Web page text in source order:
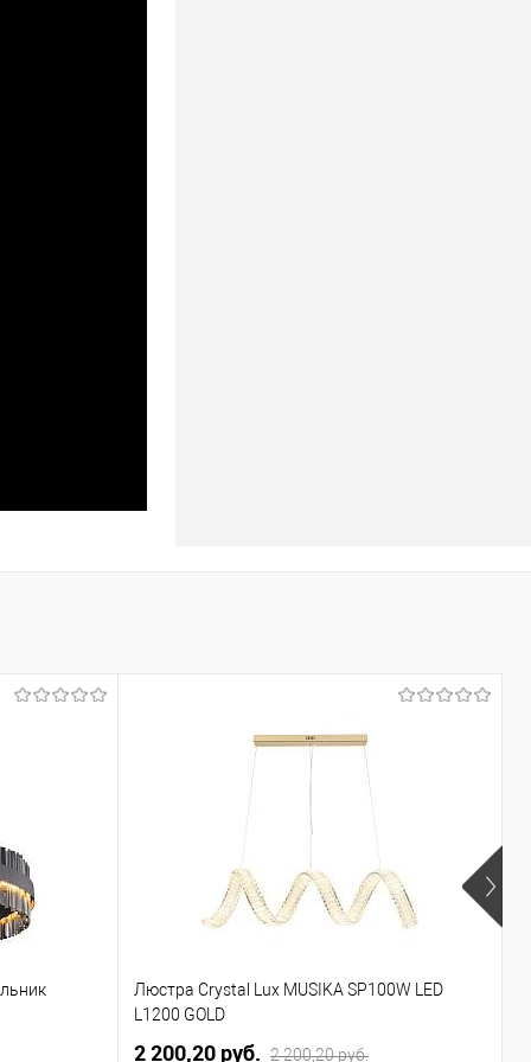
Люстра Crystal Lux MUSIKA SP100W LED
L1200 GOLD
2 200,20 pуб. 2 200,20 pуб.